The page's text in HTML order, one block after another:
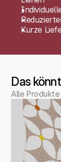
Kurze
Das
Alle Produkte